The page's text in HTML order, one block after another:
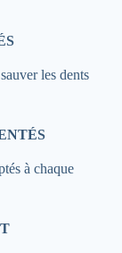
les dents
à chaque